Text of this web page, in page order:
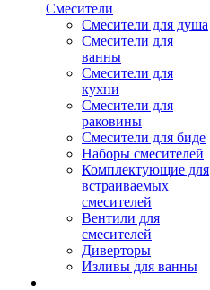
Смесители
Смесители для душа
Смесители для
ванны
Смесители для
кухни
Смесители для
раковины
Смесители для биде
Наборы смесителей
Комплектующие для
встраиваемых
смесителей
Вентили для
смесителей
Диверторы
Изливы для ванны